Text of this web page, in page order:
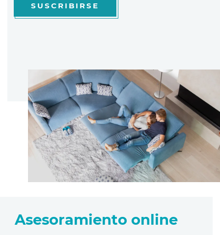
SUSCRIBIRSE
Asesoramiento online